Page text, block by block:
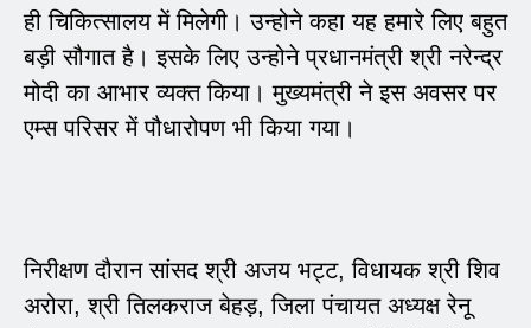
ही चिकित्सालय में मिलेगी। उन्होने कहा यह हमारे लिए बहुत
बड़ी सौगात है। इसके लिए उन्होने प्रधानमंत्री श्री नरेन्द्र
मोदी का आभार व्यक्त किया। मुख्यमंत्री ने इस अवसर पर
एम्स परिसर में पौधारोपण भी किया गया।
निरीक्षण दौरान सांसद श्री अजय भट्ट, विधायक श्री शिव
अरोरा, श्री तिलकराज बेहड़, जिला पंचायत अध्यक्ष रेनू